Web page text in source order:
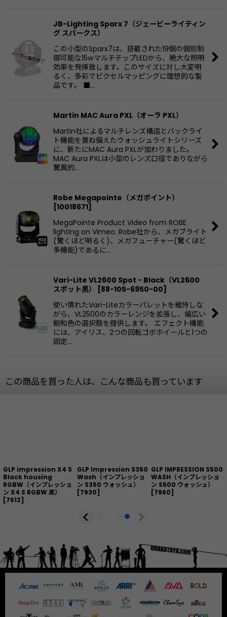
JB-Lighting Sparx 7（ジェービーライティン
グ スパークス）
この小型のSparx7は、搭載された19個の個別制
御可能な15wマルチチップLEDから、絶大な照明
効果を発揮致します。このサイズに対し大変明
るく、多彩でピクセルマッピングに理想的な製
品です。 ■…
Martin MAC Aura PXL（オーラ PXL）
Martin社によるマルチレンズ構造とバックライ
ト機能を兼ね備えたウォッシュライトシリーズ
に、新たにMAC Aura PXLが加わりました。
MAC Aura PXLは小型のレンズ口径でありながら
驚異的…
Robe Megapointe（メガポイント）
[10018671]
MegaPointe Product Video from ROBE
lighting on Vimeo. Robe社から、メガブライト
(驚くほど明るく)、メガフューチャー(驚くほど
多機能)であるに…
Vari-Lite VL2600 Spot - Black（VL2600
スポット黒）
[88-105-6950-00]
使い慣れたVari-Liteカラーパレットを維持しな
がら、VL2500のカラーレンジを拡張し、幅広い
飽和色の選択肢を提供します。 エフェクト機能
には、アイリス、2つの回転ゴボホイールと1つの
固定…
この商品を買った人は、こんな商品も買っています
GLP impression X4 S
Black housing
RGBW（インプレッショ
ン X4 S RGBW 黒）
[7612]
GLP Impression S350
Wash（インプレッショ
ン S350 ウォッシュ）
[7930]
GLP IMPRESSION S500
WASH（インプレッショ
ン S500 ウォッシュ）
[7960]